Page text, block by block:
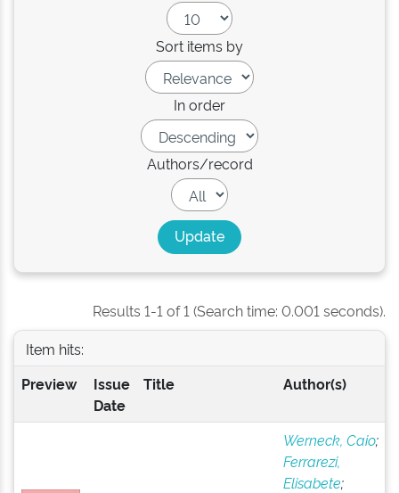
Sort items by
In order
Authors/record
Results 1-1 of 1 (Search time: 0.001 seconds).
Item hits:
Preview
Issue
Date
Title Author(s)
Werneck, Caio;
Ferrarezi,
Elisabete;